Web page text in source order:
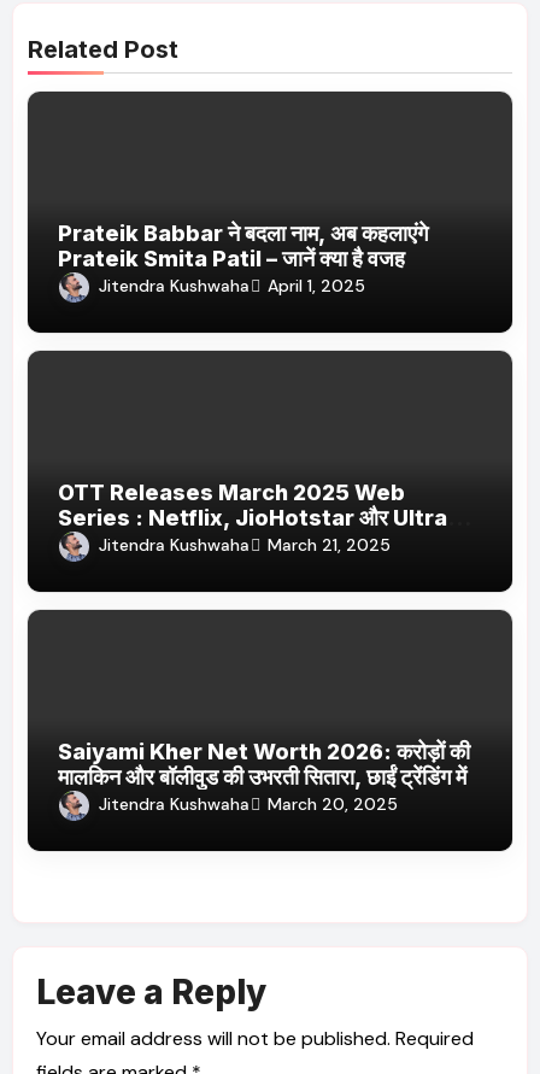
Related Post
Prateik Babbar ने बदला नाम, अब कहलाएंगे
Prateik Smita Patil – जानें क्या है वजह
Jitendra Kushwaha April 1, 2025
OTT Releases March 2025 Web
Series : Netflix, JioHotstar और Ultra
Jhakaas पर नई वेब सीरीज और फिल्में
Jitendra Kushwaha March 21, 2025
Saiyami Kher Net Worth 2026: करोड़ों की
मालकिन और बॉलीवुड की उभरती सितारा, छाईं ट्रेंडिंग में
Jitendra Kushwaha March 20, 2025
Leave a Reply
Your email address will not be published. Required